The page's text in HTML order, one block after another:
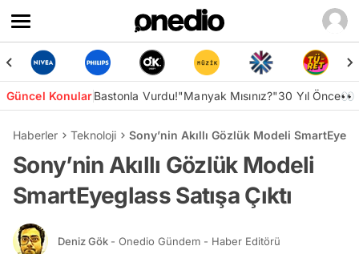
Güncel KonularBastonla Vurdu!"Manyak Mısınız?"30 Yıl Önce👀
Haberler Teknoloji Sony’nin Akıllı Gözlük Modeli
Sony’nin Akıllı Gözlük Modeli
SmartEyeglass Satışa Çıktı
Deniz Gök - Onedio Gündem - Haber Editörü